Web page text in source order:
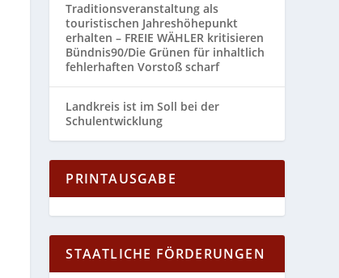
Traditionsveranstaltung als
touristischen Jahreshöhepunkt
erhalten – FREIE WÄHLER kritisieren
Bündnis90/Die Grünen für inhaltlich
fehlerhaften Vorstoß scharf
Landkreis ist im Soll bei der
Schulentwicklung
PRINTAUSGABE
STAATLICHE FÖRDERUNGEN